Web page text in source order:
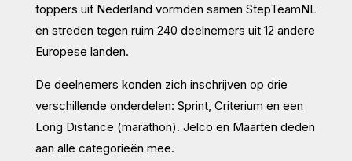
toppers uit Nederland vormden samen StepTeamNL
en streden tegen ruim 240 deelnemers uit 12 andere
Europese landen.
De deelnemers konden zich inschrijven op drie
verschillende onderdelen: Sprint, Criterium en een
Long Distance (marathon). Jelco en Maarten deden
aan alle categorieën mee.